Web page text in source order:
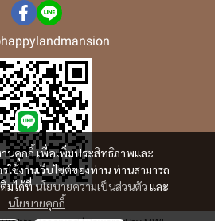
านคุกกี้ เพื่อเพิ่มประสิทธิภาพและ
ช้งานเว็บไซต์ของท่าน ท่านสามารถ
ติมได้ที่นโยบายความเป็นส่วนตัว และ
นโยบายคุกกี้